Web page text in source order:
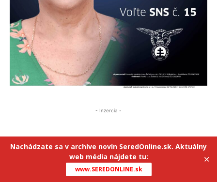
Nachádzate sa v archíve novín SeredOnline.sk. Aktuálny
web média nájdete tu:
www.SEREDONLINE.sk
✕
- Inzercia -